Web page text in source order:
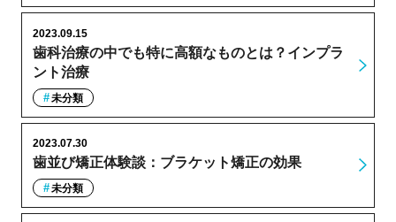
歯科治療の中でも特に高額なものとは？インプラ
ント治療
2023.09.15
未分類
歯並び矯正体験談：ブラケット矯正の効果
2023.07.30
未分類